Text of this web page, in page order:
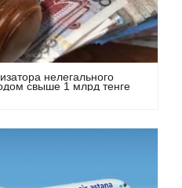
нелегального
свыше 1 млрд тенге